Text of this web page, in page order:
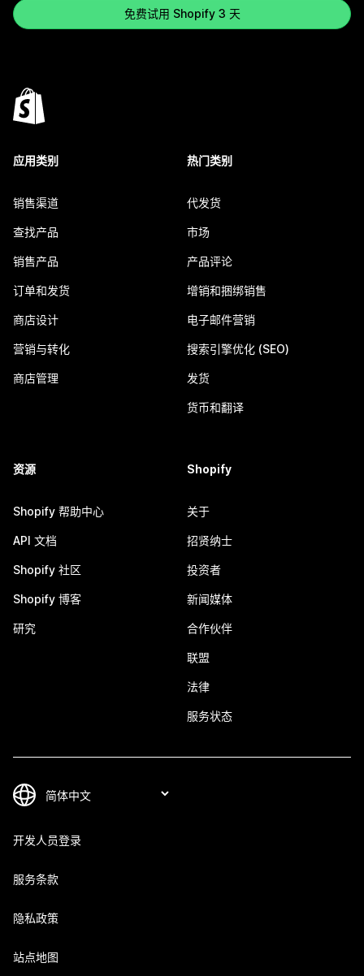
免费试用 Shopify 3 天
应用类别
销售渠道
查找产品
销售产品
订单和发货
商店设计
营销与转化
商店管理
热门类别
代发货
市场
产品评论
增销和捆绑销售
电子邮件营销
搜索引擎优化 (SEO)
发货
货币和翻译
资源
Shopify 帮助中心
API 文档
Shopify 社区
Shopify 博客
研究
Shopify
关于
招贤纳士
投资者
新闻媒体
合作伙伴
联盟
法律
服务状态
开发人员登录
服务条款
隐私政策
站点地图